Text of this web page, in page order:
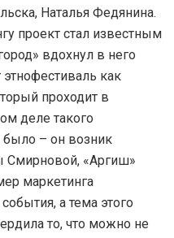
Наталья Федянина.
проект стал известным
вдохнул в него
как
проходит в
деле такого
было – он возник
Смирновой, «Аргиш»
маркетинга
а тема этого
то, что можно не